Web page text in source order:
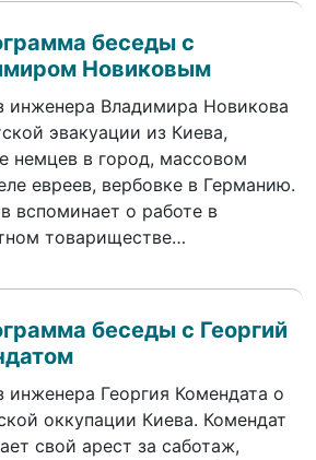
беседы с
Новиковым
инженера Владимира Новикова
эвакуации из Киева,
немцев в город, массовом
евреев, вербовке в Германию.
вспоминает о работе в
товариществе…
беседы с Георгий
инженера Георгия Комендата о
оккупации Киева. Комендат
свой арест за саботаж,